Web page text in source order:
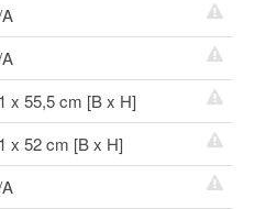
x 55,5 cm [B x H]
x 52 cm [B x H]